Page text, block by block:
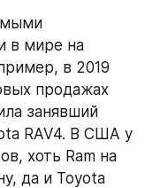
в мире на
в 2019
продажах
занявший
RAV4. В США у
хоть Ram на
да и Toyota